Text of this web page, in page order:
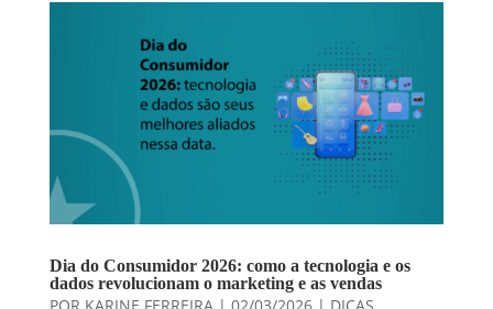
Dia do Consumidor 2026: como a tecnologia e os
dados revolucionam o marketing e as vendas